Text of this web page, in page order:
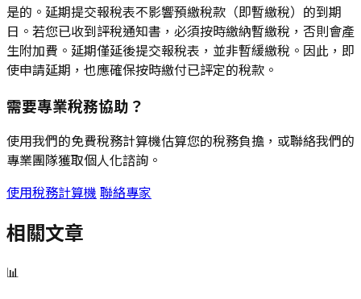
是的。延期提交報稅表不影響預繳稅款（即暫繳稅）的到期
日。若您已收到評稅通知書，必須按時繳納暫繳稅，否則會產
生附加費。延期僅延後提交報稅表，並非暫緩繳稅。因此，即
使申請延期，也應確保按時繳付已評定的稅款。
需要專業稅務協助？
使用我們的免費稅務計算機估算您的稅務負擔，或聯絡我們的
專業團隊獲取個人化諮詢。
使用稅務計算機 聯絡專家
相關文章
📊